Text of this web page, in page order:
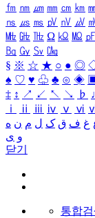
㎙ ㎚ ㎛ ㎜ ㎝ ㎞
㎱ ㎲ ㎳ ㎴ ㎵ ㎶
㎒ ㎓ ㎔ Ω ㏀ ㏁ ㎊
㏃ ㏉ ㏜ ㏆
§ ※ ☆ ★ ○ ● ◎
♠ ♡ ♥ ♧ ♣ ⊙ ◈
‡ ↕ ↗ ↙ ↖ ↘ ♭
ⅰ
ⅱ ⅲ ⅳ ⅴ ⅵ
غ ف ق ک ل م ن ه
و ی
닫기
통합검